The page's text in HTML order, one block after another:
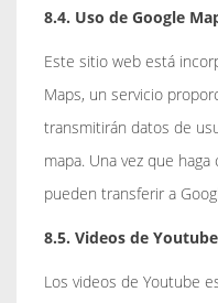
8.4. Uso de Google
Este sitio web está
Maps, un servicio
transmitirán datos de
mapa. Una vez que
pueden transferir a
8.5. Videos de
Los videos de Youtube